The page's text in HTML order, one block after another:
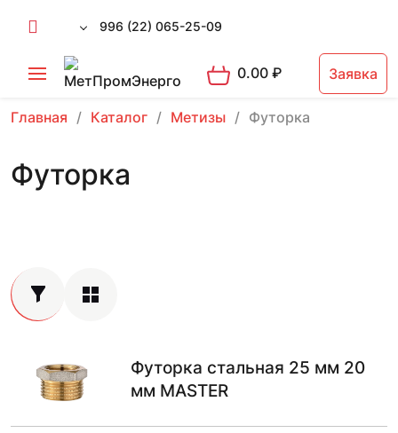
996 (22) 065-25-09
0.00₽ Заявка
Главная Каталог Метизы Футорка
Футорка
Футорка стальная 25 мм 20
мм MASTER